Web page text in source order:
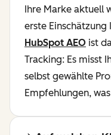
Ihre Marke aktuell
erste
HubSpot AEO ist
Tracking: Es misst
selbst gewählte
Empfehlungen,